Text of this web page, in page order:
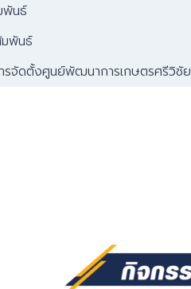
พันธ์
มพันธ์
รจัดตั้งศูนย์พัฒนาการเกษตรศรีวิชัย